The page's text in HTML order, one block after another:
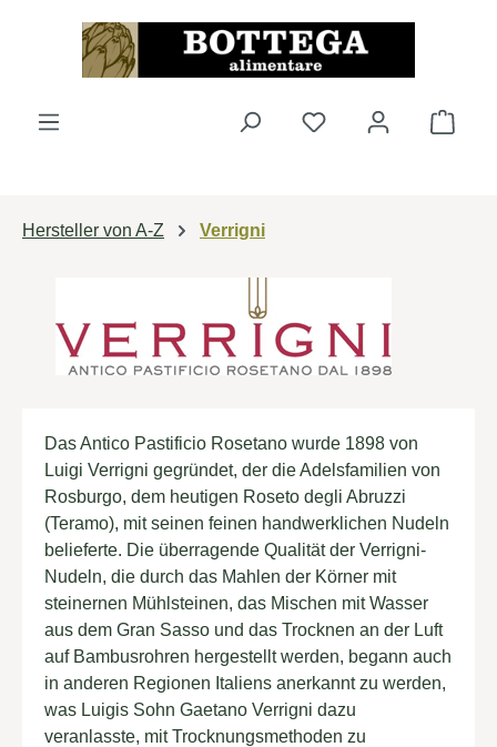
Zum Hauptinhalt springen
Du hast 0 Produkte
Hersteller von A-Z Verrigni
Das Antico Pastificio Rosetano wurde 1898 von
Luigi Verrigni gegründet, der die Adelsfamilien von
Rosburgo, dem heutigen Roseto degli Abruzzi
(Teramo), mit seinen feinen handwerklichen Nudeln
belieferte. Die überragende Qualität der Verrigni-
Nudeln, die durch das Mahlen der Körner mit
steinernen Mühlsteinen, das Mischen mit Wasser
aus dem Gran Sasso und das Trocknen an der Luft
auf Bambusrohren hergestellt werden, begann auch
in anderen Regionen Italiens anerkannt zu werden,
was Luigis Sohn Gaetano Verrigni dazu
veranlasste, mit Trocknungsmethoden zu